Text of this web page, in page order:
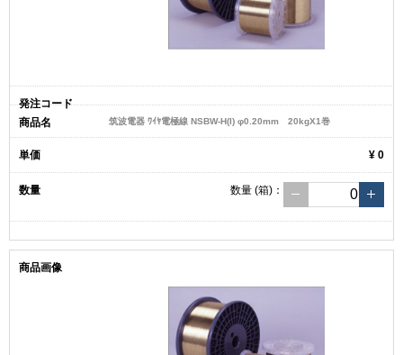
筑波電器 ﾜｲﾔ電極線 NSBW-H(I) φ0.20mm 20kgX1巻
¥ 0
数量 (箱) ：